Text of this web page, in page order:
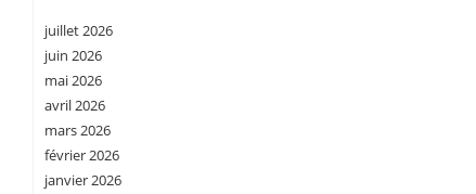
juillet 2026
juin 2026
mai 2026
avril 2026
mars 2026
février 2026
janvier 2026